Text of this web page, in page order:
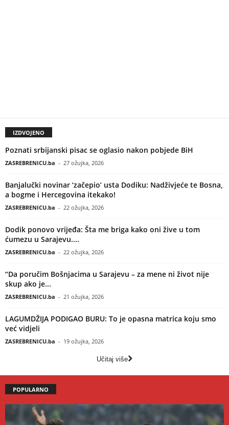
IZDVOJENO
Poznati srbijanski pisac se oglasio nakon pobjede BiH
ZASREBRENICU.ba - 27 ožujka, 2026
Banjalučki novinar ‘začepio’ usta Dodiku: Nadživjeće te Bosna,
a bogme i Hercegovina itekako!
ZASREBRENICU.ba - 22 ožujka, 2026
Dodik ponovo vrijeđa: Šta me briga kako oni žive u tom
ćumezu u Sarajevu....
ZASREBRENICU.ba - 22 ožujka, 2026
“Da poručim Bošnjacima u Sarajevu – za mene ni život nije
skup ako je...
ZASREBRENICU.ba - 21 ožujka, 2026
LAGUMDŽIJA PODIGAO BURU: To je opasna matrica koju smo
već vidjeli
ZASREBRENICU.ba - 19 ožujka, 2026
Učitaj više
POPULARNO